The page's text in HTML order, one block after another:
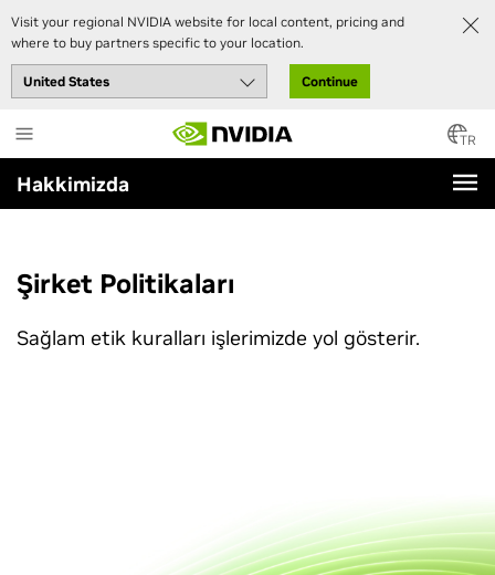
Visit your regional NVIDIA website for local content, pricing and
where to buy partners specific to your location.
Continue
to
main
content
TR
Hakkimizda
Şirket Politikaları
Sağlam etik kuralları işlerimizde yol gösterir.